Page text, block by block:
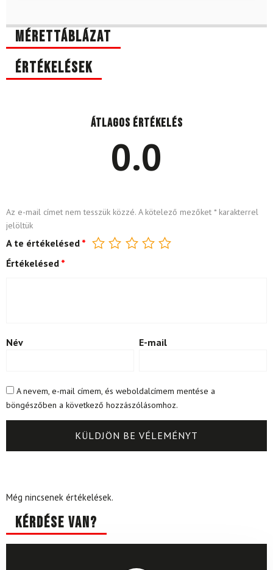
Mérettáblázat
Értékelések
Átlagos értékelés
0.0
Az e-mail címet nem tesszük közzé. A kötelező mezőket *karakterrel
jelöltük
A te értékelésed *
Értékelésed *
Név E-mail
A nevem, e-mail címem, és weboldalcímem mentése a
böngészőben a következő hozzászólásomhoz.
Még nincsenek értékelések.
Kérdése van?